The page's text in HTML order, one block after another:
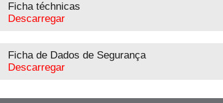
Ficha téchnicas
Descarregar
Ficha de Dados de Segurança
Descarregar